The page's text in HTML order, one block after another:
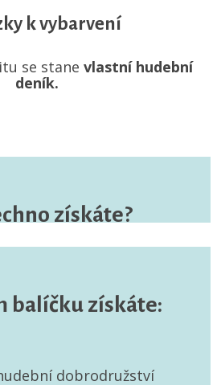
k vybarvení
se stane vlastní hudební
deník.
získáte?
balíčku získáte:
dobrodružství